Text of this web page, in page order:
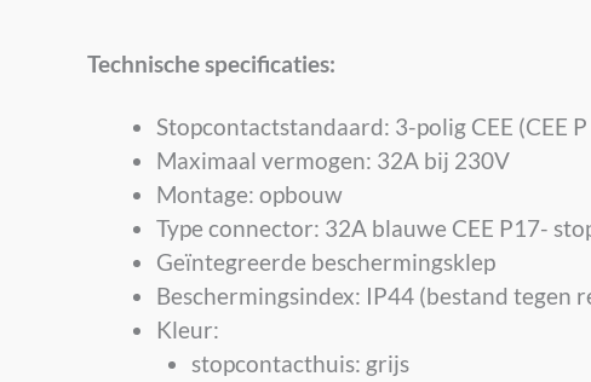
Technische specificaties:
Stopcontactstandaard: 3-polig CEE (CEE P
Maximaal vermogen: 32A bij 230V
Montage: opbouw
Type connector: 32A blauwe CEE P17-
Geïntegreerde beschermingsklep
Beschermingsindex: IP44 (bestand tegen
Kleur:
stopcontacthuis: grijs